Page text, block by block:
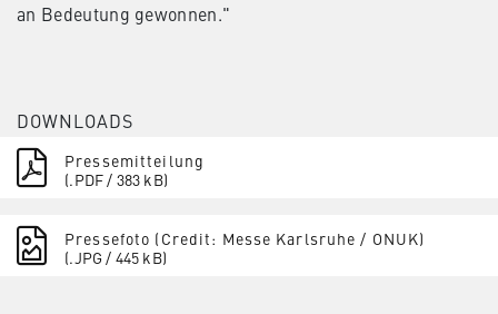
an Bedeutung gewonnen."
DOWNLOADS
Pressemitteilung
(.PDF / 383 kB)
Pressefoto (Credit: Messe Karlsruhe / ONUK)
(.JPG / 445 kB)